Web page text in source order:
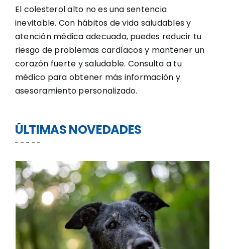
El colesterol alto no es una sentencia
inevitable. Con hábitos de vida saludables y
atención médica adecuada, puedes reducir tu
riesgo de problemas cardíacos y mantener un
corazón fuerte y saludable. Consulta a tu
médico para obtener más información y
asesoramiento personalizado.
ÚLTIMAS NOVEDADES